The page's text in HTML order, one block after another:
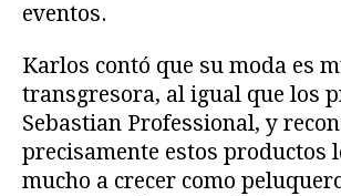
eventos.
Karlos contó que su moda es
transgresora, al igual que los
Sebastian Professional, y
precisamente estos productos
mucho a crecer como